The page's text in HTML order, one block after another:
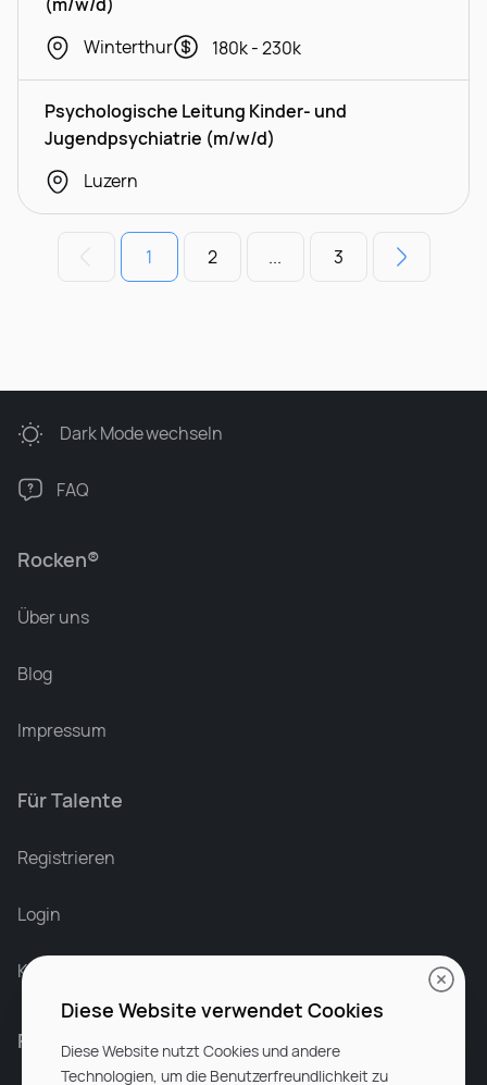
Winterthur
180k - 230k
Psychologische Leitung Kinder- und
Jugendpsychiatrie (m/w/d)
Luzern
1 2 ... 3
Rocken®
Über uns
Blog
Impressum
Für Talente
Registrieren
Login
Karriere bei Rocken
Für Unternehmen
Dark Modewechseln
FAQ
Diese Website verwendet Cookies
Diese Website nutzt Cookies und andere
Technologien, um die Benutzerfreundlichkeit zu